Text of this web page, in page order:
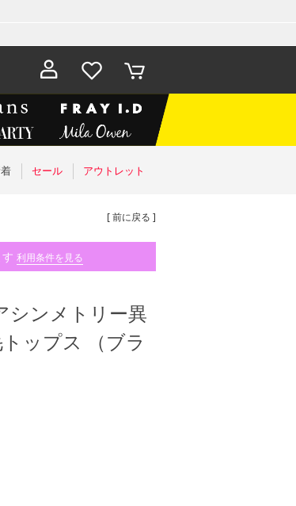
お気に入
り
カート
セール アウトレット
[ 前に戻る ]
利用条件を見る
シンメトリー異
ップス （ブラ